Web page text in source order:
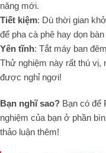
năng mới.
Tiết kiệm: Dù thời gian
để pha cà phê hay dọn
Yên tĩnh: Tắt máy ban
Thử nghiệm này rất thú vị,
được nghỉ ngơi!
Bạn nghĩ sao? Bạn có để
nghiệm của bạn ở phần
thảo luận thêm!